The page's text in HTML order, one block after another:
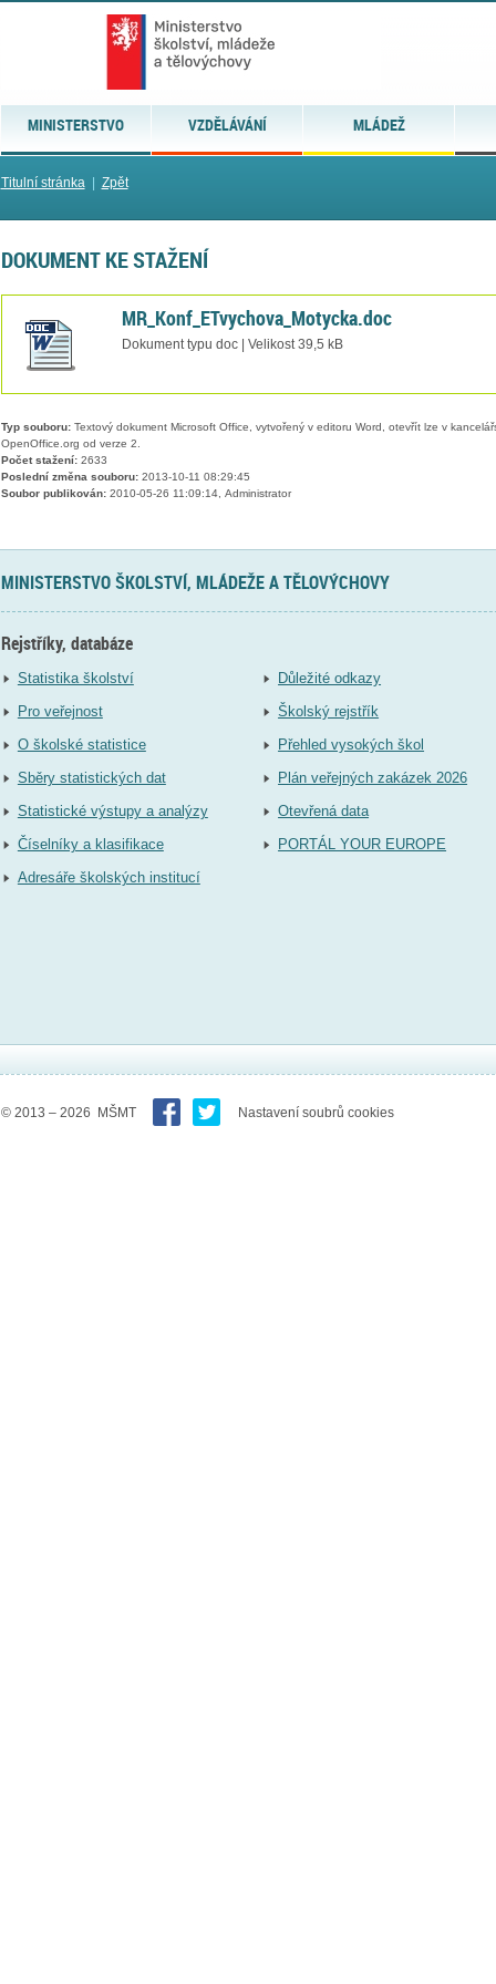
MINISTERSTVO VZDĚLÁVÁNÍ MLÁDEŽ
Titulní stránka| Zpět
DOKUMENT KE STAŽENÍ
MR_Konf_ETvychova_Motycka.doc
Dokument typu doc | Velikost 39,5 kB
Typ souboru:Textový dokument Microsoft Office, vytvořený v editoru Word, otevřít lze v
OpenOffice.org od verze 2.
Počet stažení:2633
Poslední změna souboru:2013-10-11 08:29:45
Soubor publikován:2010-05-26 11:09:14, Administrator
MINISTERSTVO ŠKOLSTVÍ, MLÁDEŽE A TĚLOVÝCHOVY
Rejstříky, databáze
Statistika školství
Pro veřejnost
O školské statistice
Sběry statistických dat
Statistické výstupy a analýzy
Číselníky a klasifikace
Adresáře školských institucí
Důležité odkazy
Školský rejstřík
Přehled vysokých škol
Plán veřejných zakázek 2026
Otevřená data
PORTÁL YOUR EUROPE
© 2013 – 2026 MŠMT Nastavení soubrů cookies